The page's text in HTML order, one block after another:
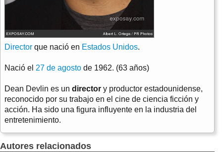
Director que nació en Estados Unidos.
Nació el 27 de agosto de 1962. (63 años)
Dean Devlin es un director y productor estadounidense,
reconocido por su trabajo en el cine de ciencia ficción y
acción. Ha sido una figura influyente en la industria del
entretenimiento.
Autores relacionados